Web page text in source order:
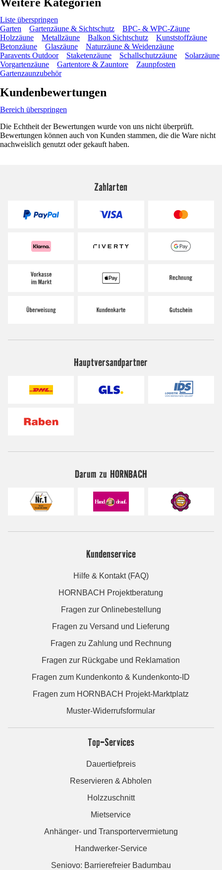
Liste überspringen
Garten
Gartenzäune & Sichtschutz
BPC- & WPC-Zäune
Holzzäune
Metallzäune Balkon Sichtschutz
Kunststoffzäune
Betonzäune
Glaszäune
Naturzäune & Weidenzäune
Paravents Outdoor
Staketenzäune Schallschutzzäune
Solarzäune
Vorgartenzäune
Gartentore & Zauntore
Zaunpfosten
Gartenzaunzubehör
Kundenbewertungen
Bereich überspringen
Die Echtheit der Bewertungen wurde von uns nicht überprüft.
Bewertungen können auch von Kunden stammen, die die Ware nicht
nachweislich genutzt oder gekauft haben.
Zahlarten
Hauptversandpartner
Darum zu HORNBACH
Kundenservice
Hilfe & Kontakt (FAQ)
HORNBACH Projektberatung
Fragen zur Onlinebestellung
Fragen zu Versand und Lieferung
Fragen zu Zahlung und Rechnung
Fragen zur Rückgabe und Reklamation
Fragen zum Kundenkonto & Kundenkonto-ID
Fragen zum HORNBACH Projekt-Marktplatz
Muster-Widerrufsformular
Top-Services
Dauertiefpreis
Reservieren & Abholen
Holzzuschnitt
Mietservice
Anhänger- und Transportervermietung
Handwerker-Service
Seniovo: Barrierefreier Badumbau